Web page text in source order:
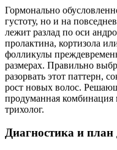
Гормонально
густоту, но и на
лежит разлад по оси
пролактина, кортизола
фолликулы
размерах. Правильно
разорвать этот паттерн,
рост новых волос.
продуманная
трихолог.
Диагностика и план